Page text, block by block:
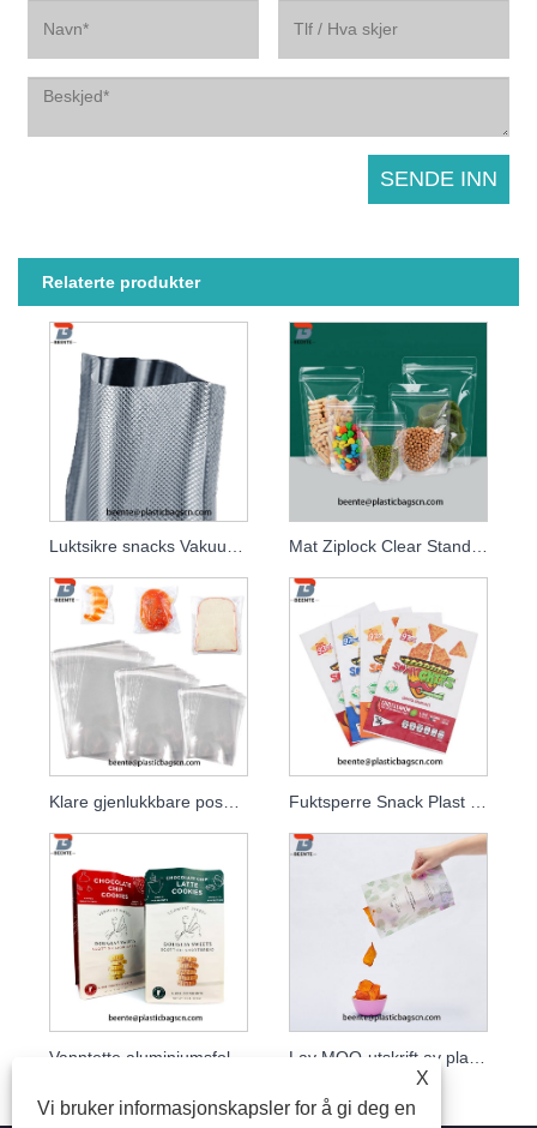
Relaterte produkter
Klare gjenlukkbare poser for matsnack Candy Cookie
Vanntette aluminiumsfolie-kjekspakningsposer
X
Vi bruker informasjonskapsler for å gi deg en